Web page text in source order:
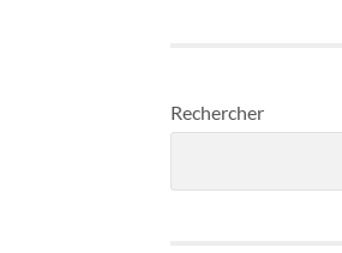
Rechercher